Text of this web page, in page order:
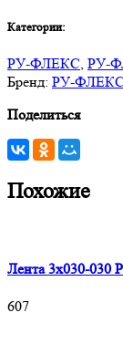
Категории:
РУ-ФЛЕКС, РУ-
Бренд: РУ-ФЛЕКС
Поделиться
Похожие
Лента 3х030-
607